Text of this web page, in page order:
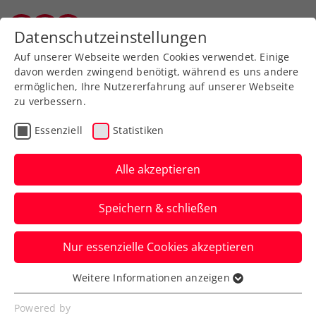
Zurück zur Newsübersicht
WTA
WTA Jiujiang:
Traumwoche von Tagger
endet erst im Finale
Der ÖTV-Shootingstar muss sich in China
im WTA-Premierenendspiel Anna
Blinkova geschlagen geben.
Verfasst von: Manuel Wachta, 02.11.2025
Datenschutzeinstellungen
Auf unserer Webseite werden Cookies verwendet. Einige
davon werden zwingend benötigt, während es uns andere
ermöglichen, Ihre Nutzererfahrung auf unserer Webseite
zu verbessern.
Essenziell Statistiken
Alle akzeptieren
Speichern & schließen
Nur essenzielle Cookies akzeptieren
Essenziell
Essenzielle Cookies werden für grundlegende
Weitere Informationen anzeigen
Powered by